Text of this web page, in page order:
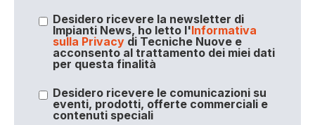
Desidero ricevere la newsletter di
Impianti News, ho letto l'Informativa
sulla Privacydi Tecniche Nuove e
acconsento al trattamento dei miei dati
per questa finalità
Desidero ricevere le comunicazioni su
eventi, prodotti, offerte commerciali e
contenuti speciali